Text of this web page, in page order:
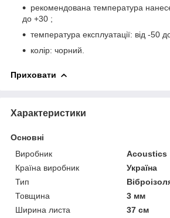
рекомендована температура
до +30 ;
температура експлуатації: від -50
колір: чорний.
Приховати
Характеристики
Основні
Виробник
Acoustics
Країна виробник
Україна
Тип
Товщина
3 мм
Ширина листа
37 см